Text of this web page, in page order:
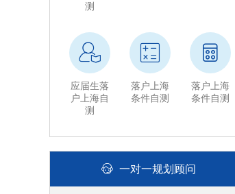
测
应届生落
户上海自
测
落户上海
条件自测
落户上海
条件自测
一对一规划顾问